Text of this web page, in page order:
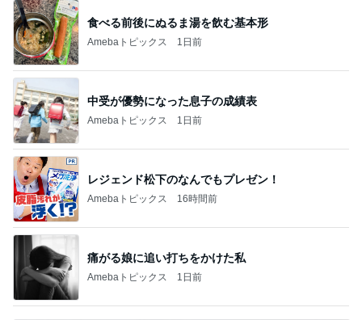
食べる前後にぬるま湯を飲む基本形
Amebaトピックス 1日前
中受が優勢になった息子の成績表
Amebaトピックス 1日前
レジェンド松下のなんでもプレゼン！
Amebaトピックス 16時間前
痛がる娘に追い打ちをかけた私
Amebaトピックス 1日前